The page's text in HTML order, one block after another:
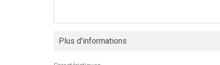
Plus d'informations